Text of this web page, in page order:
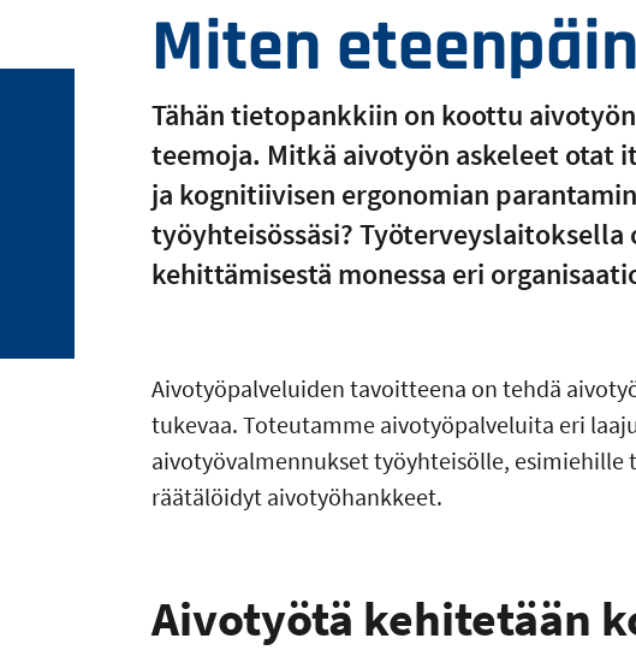
Miten
Tähän tietopankkiin on koottu
teemoja. Mitkä aivotyön askeleet otat
ja kognitiivisen ergonomian
työyhteisössäsi? Työterveyslaitoksella
kehittämisestä monessa eri
Aivotyöpalveluiden tavoitteena on tehdä
tukevaa. Toteutamme aivotyöpalveluita eri
aivotyövalmennukset työyhteisölle,
räätälöidyt aivotyöhankkeet.
Aivotyötä kehitetään